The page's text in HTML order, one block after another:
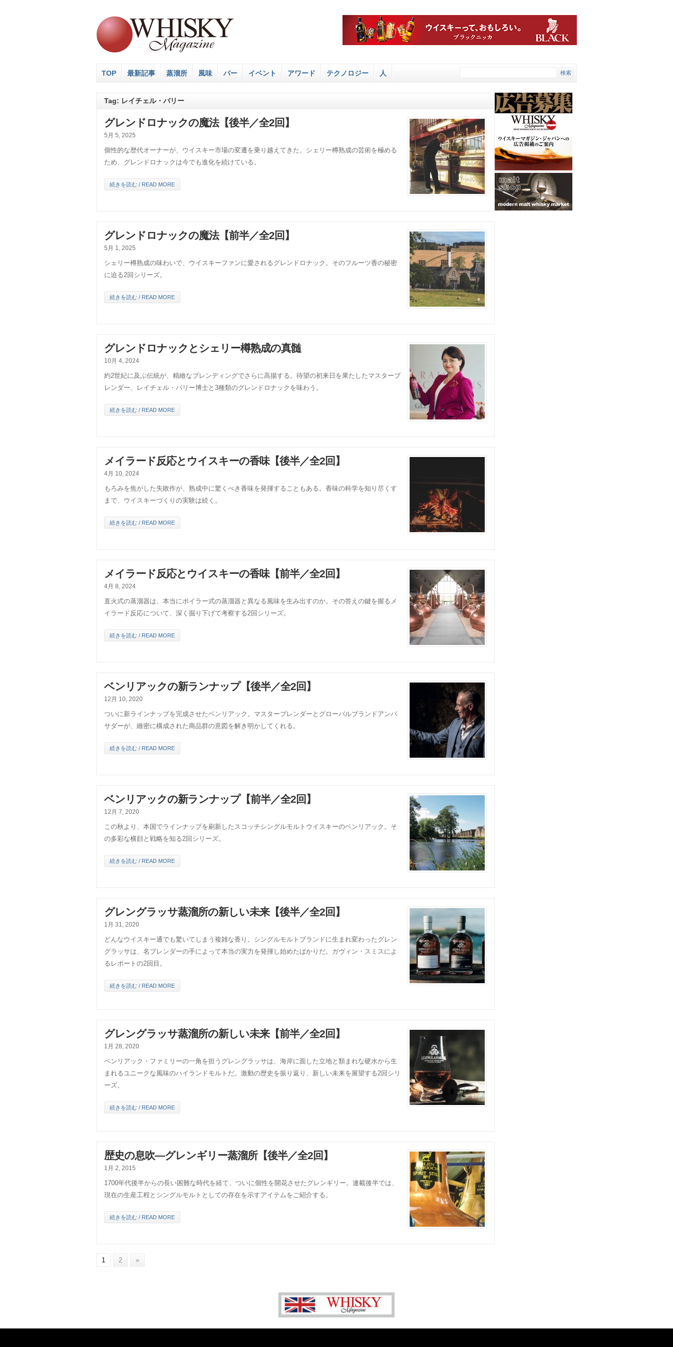
TOP 最新記事 蒸溜所 風味 バー イベント アワード テクノロジー 人
Tag: レイチェル・バリー
グレンドロナックの魔法【後半／全2回】
5月 5, 2025
個性的な歴代オーナーが、ウイスキー市場の変遷を乗り越えてきた。シェリー樽熟成の芸術を極める
ため、グレンドロナックは今でも進化を続けている。
続きを読む / READ MORE
グレンドロナックの魔法【前半／全2回】
5月 1, 2025
シェリー樽熟成の味わいで、ウイスキーファンに愛されるグレンドロナック。そのフルーツ香の秘密
に迫る2回シリーズ。
続きを読む / READ MORE
グレンドロナックとシェリー樽熟成の真髄
10月 4, 2024
約2世紀に及ぶ伝統が、精緻なブレンディングでさらに高揚する。待望の初来日を果たしたマスターブ
レンダー、レイチェル・バリー博士と3種類のグレンドロナックを味わう。
続きを読む / READ MORE
メイラード反応とウイスキーの香味【後半／全2回】
4月 10, 2024
もろみを焦がした失敗作が、熟成中に驚くべき香味を発揮することもある。香味の科学を知り尽くす
まで、ウイスキーづくりの実験は続く。
続きを読む / READ MORE
メイラード反応とウイスキーの香味【前半／全2回】
4月 8, 2024
直火式の蒸溜器は、本当にボイラー式の蒸溜器と異なる風味を生み出すのか。その答えの鍵を握るメ
イラード反応について、深く掘り下げて考察する2回シリーズ。
続きを読む / READ MORE
ベンリアックの新ランナップ【後半／全2回】
12月 10, 2020
ついに新ラインナップを完成させたベンリアック。マスターブレンダーとグローバルブランドアンバ
サダーが、緻密に構成された商品群の意図を解き明かしてくれる。
続きを読む / READ MORE
ベンリアックの新ランナップ【前半／全2回】
12月 7, 2020
この秋より、本国でラインナップを刷新したスコッチシングルモルトウイスキーのベンリアック。そ
の多彩な横顔と戦略を知る2回シリーズ。
続きを読む / READ MORE
グレングラッサ蒸溜所の新しい未来【後半／全2回】
1月 31, 2020
どんなウイスキー通でも驚いてしまう複雑な香り。シングルモルトブランドに生まれ変わったグレン
グラッサは、名ブレンダーの手によって本当の実力を発揮し始めたばかりだ。ガヴィン・スミスによ
るレポートの2回目。
続きを読む / READ MORE
グレングラッサ蒸溜所の新しい未来【前半／全2回】
1月 28, 2020
ベンリアック・ファミリーの一角を担うグレングラッサは、海岸に面した立地と類まれな硬水から生
まれるユニークな風味のハイランドモルトだ。激動の歴史を振り返り、新しい未来を展望する2回シリ
ーズ。
続きを読む / READ MORE
歴史の息吹―グレンギリー蒸溜所【後半／全2回】
1月 2, 2015
1700年代後半からの長い困難な時代を経て、ついに個性を開花させたグレンギリー。連載後半では、
現在の生産工程とシングルモルトとしての存在を示すアイテムをご紹介する。
続きを読む / READ MORE
1 2 »